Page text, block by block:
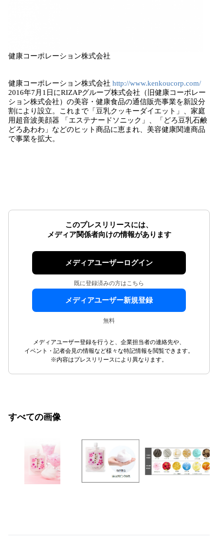
健康コーポレーション株式会社
健康コーポレーション株式会社 http://www.kenkoucorp.com/
2016年7月1日にRIZAPグループ株式会社（旧健康コーポレー
ション株式会社）の美容・健康食品の通信販売事業を新設分
割により設立。これまで「豆乳クッキーダイエット」、家庭
用超音波美顔器 「エステナードソニック」、「どろ豆乳石鹸
どろあわわ」などのヒット商品に恵まれ、美容健康関連商品
で事業を拡大。
このプレスリリースには、
メディア関係者向けの情報があります
メディアユーザーログイン
既に登録済みの方はこちら
メディアユーザー新規登録
無料
メディアユーザー登録を行うと、企業担当者の連絡先や、
イベント・記者会見の情報など様々な特記情報を閲覧できます。
※内容はプレスリリースにより異なります。
すべての画像